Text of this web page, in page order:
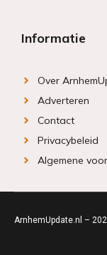
Informatie
Over
Adverteren
Contact
Privacybeleid
Algemene
ArnhemUpdate.nl –